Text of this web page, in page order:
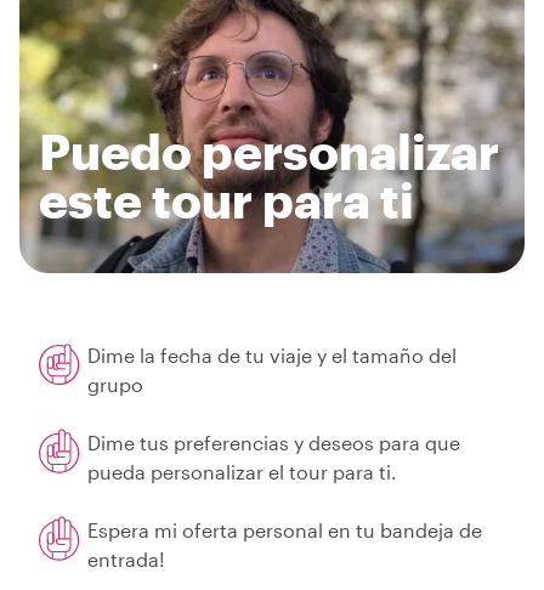
Puedo personalizar
este tour para ti
Dime la fecha de tu viaje y el tamaño del
grupo
Dime tus preferencias y deseos para que
pueda personalizar el tour para ti.
Espera mi oferta personal en tu bandeja de
entrada!